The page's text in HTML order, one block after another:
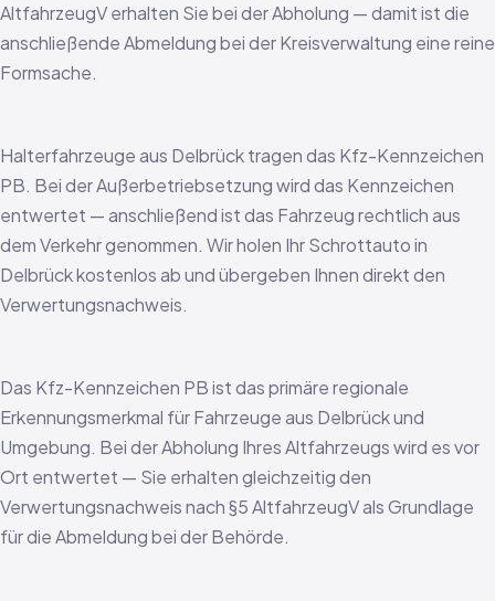
AltfahrzeugV erhalten Sie bei der Abholung — damit ist die
anschließende Abmeldung bei der Kreisverwaltung eine reine
Formsache.
Halterfahrzeuge aus Delbrück tragen das Kfz-Kennzeichen
PB. Bei der Außerbetriebsetzung wird das Kennzeichen
entwertet — anschließend ist das Fahrzeug rechtlich aus
dem Verkehr genommen. Wir holen Ihr Schrottauto in
Delbrück kostenlos ab und übergeben Ihnen direkt den
Verwertungsnachweis.
Das Kfz-Kennzeichen PB ist das primäre regionale
Erkennungsmerkmal für Fahrzeuge aus Delbrück und
Umgebung. Bei der Abholung Ihres Altfahrzeugs wird es vor
Ort entwertet — Sie erhalten gleichzeitig den
Verwertungsnachweis nach §5 AltfahrzeugV als Grundlage
für die Abmeldung bei der Behörde.